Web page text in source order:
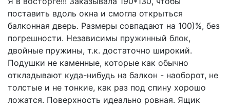
поставить вдоль окна и смогла открыться
балконная дверь. Размеры совпадают на 100)%, без
погрешности. Независимы пружинный блок,
двойные пружины, т.к. достаточно широкий.
Подушки не каменные, которые как обычно
откладывают куда-нибудь на балкон - наоборот, не
толстые и не тонкие, как раз под спину хорошо
ложатся. Поверхность идеально ровная. Ящик